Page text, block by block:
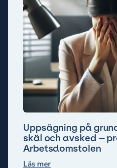
Uppsägning på
skäl och avsked –
Arbetsdomstolen
Läs mer